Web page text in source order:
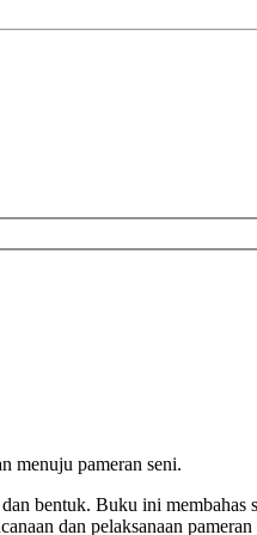
menuju pameran seni.
bentuk. Buku ini membahas
dan pelaksanaan